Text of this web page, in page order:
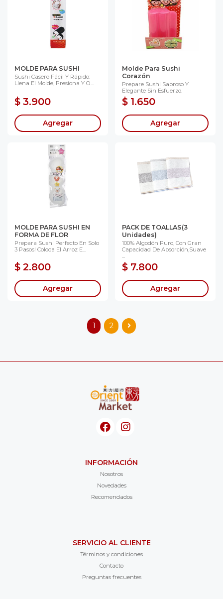
MOLDE PARA SUSHI
Sushi Casero Fácil Y Rápido:
Llena El Molde, Presiona Y O...
$ 3.900
Agregar
Molde Para Sushi
Corazón
Prepare Sushi Sabroso Y
Elegante Sin Esfuerzo.
$ 1.650
Agregar
MOLDE PARA SUSHI EN
FORMA DE FLOR
Prepara Sushi Perfecto En Solo
3 Pasos! Coloca El Arroz E...
$ 2.800
Agregar
PACK DE TOALLAS(3
Unidades)
100% Algodón Puro, Con Gran
Capacidad De Absorción,suave
...
$ 7.800
Agregar
1 2
INFORMACIÓN
Nosotros
Novedades
Recomendados
SERVICIO AL CLIENTE
Términos y condiciones
Contacto
Preguntas frecuentes